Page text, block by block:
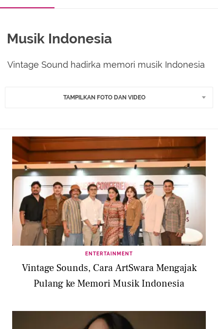
Musik Indonesia
Vintage Sound hadirka memori musik Indonesia
TAMPILKAN FOTO DAN VIDEO
ENTERTAINMENT
Vintage Sounds, Cara ArtSwara Mengajak
Pulang ke Memori Musik Indonesia